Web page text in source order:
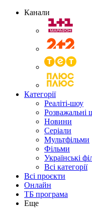
Канали
Категорії
Реаліті-шоу
Розважальні
Новини
Серіали
Мультфільми
Фільми
Українські
Всі категорії
Всі проєкти
Онлайн
ТБ програма
Еще